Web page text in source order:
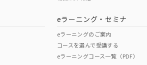
eラーニング・セミナ
eラーニングのご案内
コースを選んで受講する
eラーニングコース一覧（PDF）